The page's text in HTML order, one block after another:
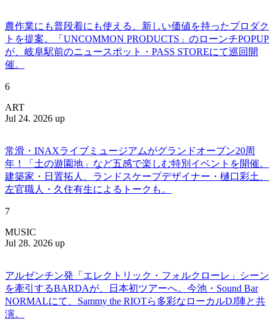
農作業にも普段着にも使える、新しい価値を持ったプロダク
トを提案。「UNCOMMON PRODUCTS」のローンチPOPUP
が、岐阜駅前のニュースポット・PASS STOREにて巡回開
催。
6
ART
Jul 24. 2026 up
常滑・INAXライブミュージアムがグランドオープン20周
年！「土の遊園地」など五感で楽しむ特別イベントを開催。
建築家・日置拓人、ランドスケープデザイナー・樋口彩土、
左官職人・久住有生によるトークも。
7
MUSIC
Jul 28. 2026 up
アルゼンチン発「エレクトリック・フォルクローレ」シーン
を牽引するBARDAが、日本初ツアーへ。今池・Sound Bar
NORMALにて、Sammy the RIOTら多彩なローカルDJ陣と共
演。